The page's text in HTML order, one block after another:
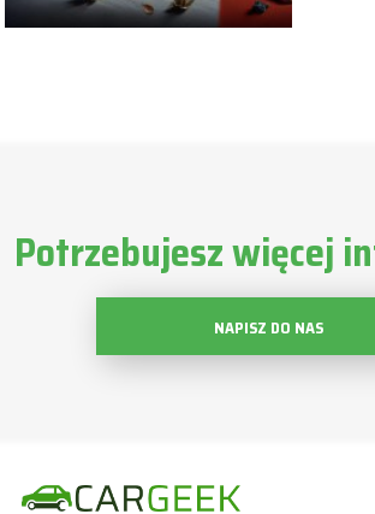
Potrzebujesz więcej
NAPISZ DO NAS